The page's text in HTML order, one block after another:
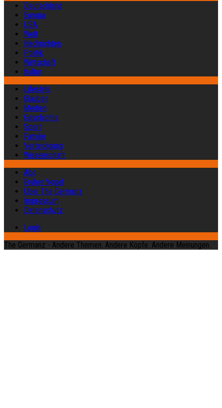
Deutschland
Europa
USA
Welt
Nachrichten
Politik
Wirtschaft
Kultur
Lifestyle
Glauben
Medien
Geschichte
Sport
Familie
Verteidigung
Wissenschaft
Abo
Früher Vogel
Über The Germanz
Impressum
Datenschutz
Login
The Germanz - Andere Themen. Andere Köpfe. Andere Meinungen.